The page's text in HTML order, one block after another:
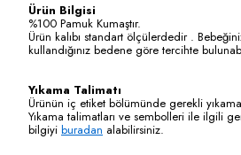
Ürün Bilgisi
%100 Pamuk Kumaştır.
Ürün kalıbı standart ölçülerdedir .
kullandığınız bedene göre tercihte
Yıkama Talimatı
Ürünün iç etiket bölümünde gerekli
Yıkama talimatları ve sembolleri ile ilgili
bilgiyi buradan alabilirsiniz.